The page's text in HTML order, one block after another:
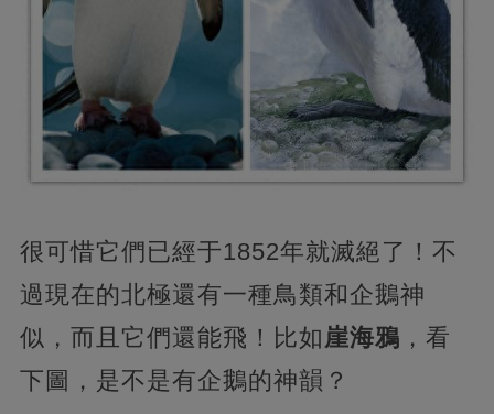
很可惜它們已經于1852年就滅絕了！不
過現在的北極還有一種鳥類和企鵝神
似，而且它們還能飛！比如崖海鴉 ，看
下圖，是不是有企鵝的神韻？